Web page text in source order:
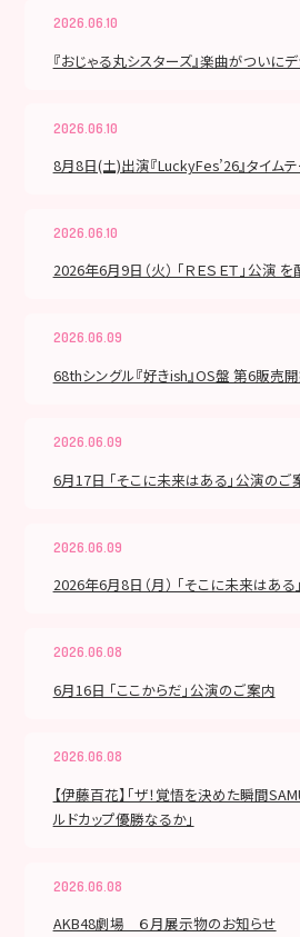
2026.06.10
『おじゃる丸シスターズ』楽曲がついに
2026.06.10
8月8日(土)出演『LuckyFes’26』タイムテ
2026.06.10
2026年6月9日（火） 「ＲＥＳＥＴ」公演 を
2026.06.09
68thシングル『好きish』OS盤 第6販売
2026.06.09
6月17日 「そこに未来はある」公演のご
2026.06.09
2026年6月8日（月） 「そこに未来はある
2026.06.08
6月16日 「ここからだ」公演のご案内
2026.06.08
【伊藤百花】「ザ！覚悟を決めた瞬間
ルドカップ優勝なるか」
2026.06.08
AKB48劇場 ６月展示物のお知らせ